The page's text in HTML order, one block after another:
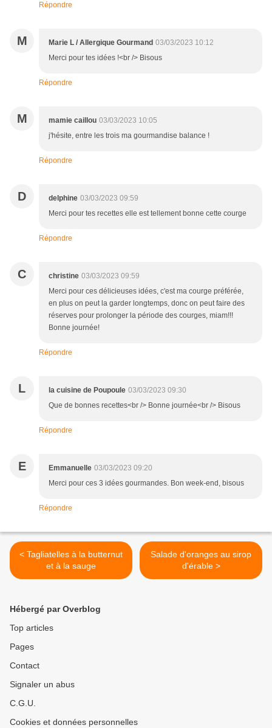
Répondre
M Marie L / Allergique Gourmand 03/03/2023 10:12
Merci pour tes idées !<br /> Bisous
Répondre
M mamie caillou 03/03/2023 10:05
j'hésite, entre les trois ma gourmandise balance !
Répondre
D delphine 03/03/2023 09:59
Merci pour tes recettes elle est tellement bonne cette courge
Répondre
C christine 03/03/2023 09:59
Merci pour ces délicieuses idées, c'est ma courge préférée,
en plus on peut la garder longtemps, donc on peut faire des
réserves pour prolonger la période des courges, miam!!!
Bonne journée!
Répondre
L la cuisine de Poupoule 03/03/2023 09:30
Que de bonnes recettes<br /> Bonne journée<br /> Bisous
Répondre
E Emmanuelle 03/03/2023 09:20
Merci pour ces 3 idées gourmandes. Bon week-end, bisous
Répondre
< Tagliatelles à la butternut
et à la sauge
Salade d'oranges au sirop
d'érable >
Hébergé par Overblog
Top articles
Pages
Contact
Signaler un abus
C.G.U.
Cookies et données personnelles